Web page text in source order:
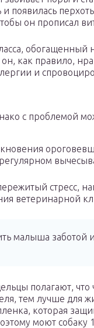
появилась
он прописал
как правило,
и
с проблемой
стресс,
ветеринарной
малыша заботой
полагают,
тем лучше для
которая
моют собаку